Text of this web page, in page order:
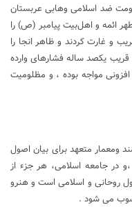
حکومت ضد اسلامی وهابی عربستان
ائمه و اهل‌بیت ‌پیامبر (ص) را
و غارت کردند و ظاهر انجا را
یکصد ساله فشارهای وارده
مواجه بوده ، و مظلومیت
ومعمار متعهد برای بیان اصول
در جامعه اسلامی، هر جزء از
روحانی و اسلامی است و هنرو
می شود .